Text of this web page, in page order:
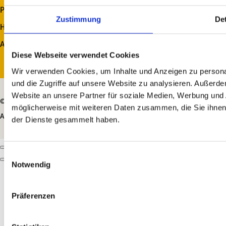
Zustimmung
Diese Webseite verwendet Cookies
Wir verwenden Cookies, um Inhalte und Anzeigen zu
und die Zugriffe auf unsere Website zu analysieren.
Website an unsere Partner für soziale Medien, Werbung
möglicherweise mit weiteren Daten zusammen, die Sie
der Dienste gesammelt haben.
Notwendig
Präferenzen
Platzplan
Hundebesitzer
Auszeichnungen
© 2026 Via Claudia Camping Company Ltd. (MT)
AGB
| Impressum Datenschutz| made by ...